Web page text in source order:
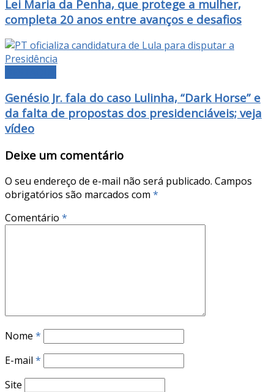
Lei Maria da Penha, que protege a mulher,
completa 20 anos entre avanços e desafios
Genésio Jr. fala do caso Lulinha, “Dark Horse” e
da falta de propostas dos presidenciáveis; veja
vídeo
Deixe um comentário
O seu endereço de e-mail não será publicado. Campos
obrigatórios são marcados com *
Comentário *
Nome *
E-mail *
Site